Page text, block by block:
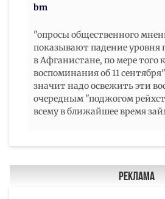
bm
"опросы общественного
показывают падение
в Афганистане, по мере того
воспоминания об 11
значит надо освежить эти
очередным "поджогом
всему в ближайшее время
Реклама